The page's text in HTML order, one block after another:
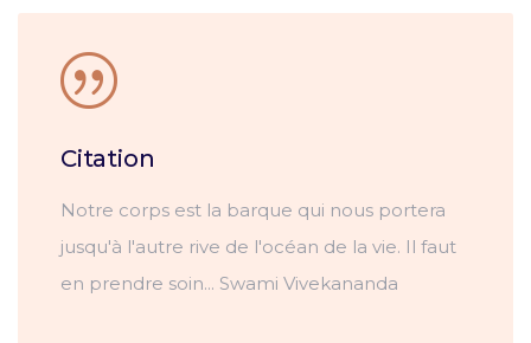
Citation
Notre corps est la barque qui nous portera
jusqu'à l'autre rive de l'océan de la vie. Il faut
en prendre soin... Swami Vivekananda